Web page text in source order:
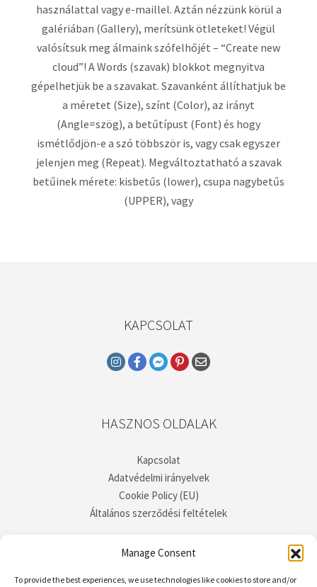
Manage Consent
To provide the best experiences, we use technologies like cookies to store and/or
használattal vagy e-maillel. Aztán nézzünk körül a
galériában (Gallery), merítsünk ötleteket! Végül
valósítsuk meg álmaink szófelhőjét – “Create new
cloud”! A Words (szavak) blokkot megnyitva
gépelhetjük be a szavakat. Szavanként állíthatjuk be
a méretet (Size), színt (Color), az irányt
(Angle=szög), a betűtípust (Font) és hogy
ismétlődjön-e a szó többször is, vagy csak egyszer
jelenjen meg (Repeat). Megváltoztatható a szavak
betűinek mérete: kisbetűs (lower), csupa nagybetűs
(UPPER), vagy
KAPCSOLAT
HASZNOS OLDALAK
Kapcsolat
Adatvédelmi irányelvek
Cookie Policy (EU)
Általános szerződési feltételek